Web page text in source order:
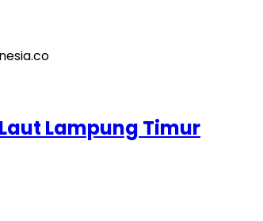
Lampung Timur